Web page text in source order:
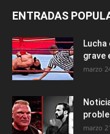
ENTRADAS
Lucha
grave
marzo
marzo